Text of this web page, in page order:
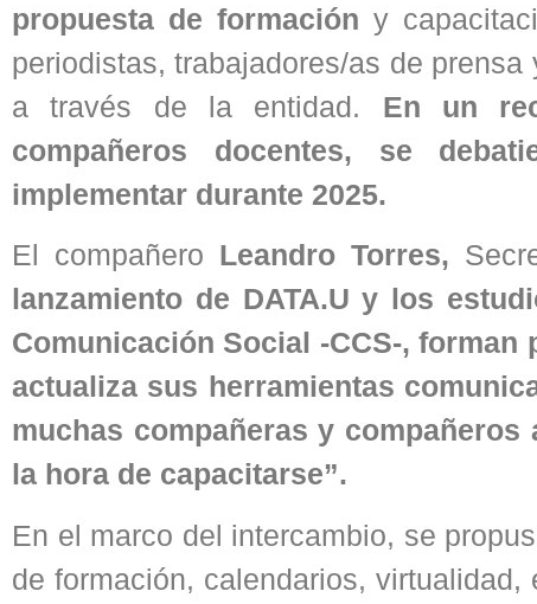
propuesta de formación y
periodistas, trabajadores/as de
a través de la entidad. En un
compañeros docentes, se
implementar durante 2025.
El compañero Leandro Torres,
lanzamiento de DATA.U y los
Comunicación Social -CCS-,
actualiza sus herramientas
muchas compañeras y
la hora de capacitarse”.
En el marco del intercambio, se
de formación, calendarios,